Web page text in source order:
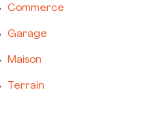
Commerce
Garage
Maison
Terrain